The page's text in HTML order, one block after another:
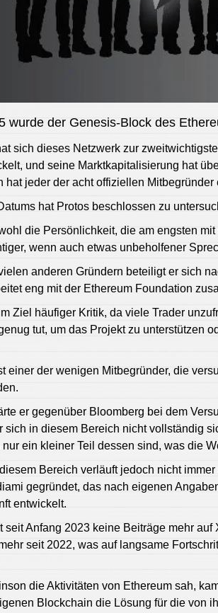
wurde der Genesis-Block des
sich dieses Netzwerk zur
und seine Marktkapitalisierung hat
hat jeder der acht offiziellen
hat Protos beschlossen zu
die Persönlichkeit, die am engsten
wenn auch etwas unbeholfener
anderen Gründern beteiligt er sich
eng mit der Ethereum Foundation
Ziel häufiger Kritik, da viele Trader
tut, um das Projekt zu unterstützen
einer der wenigen Mitbegründer, die
er gegenüber Bloomberg bei dem
sich in diesem Bereich nicht vollständig
ein kleiner Teil dessen sind, was die
Bereich verläuft jedoch nicht
gegründet, das nach eigenen
entwickelt.
seit Anfang 2023 keine Beiträge mehr auf
seit 2022, was auf langsame
die Aktivitäten von Ethereum sah,
Blockchain die Lösung für die von